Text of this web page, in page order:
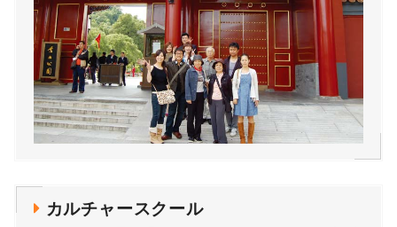
カルチャースクール